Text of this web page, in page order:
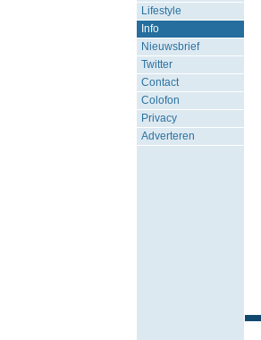
Lifestyle
Info
Nieuwsbrief
Twitter
Contact
Colofon
Privacy
Adverteren